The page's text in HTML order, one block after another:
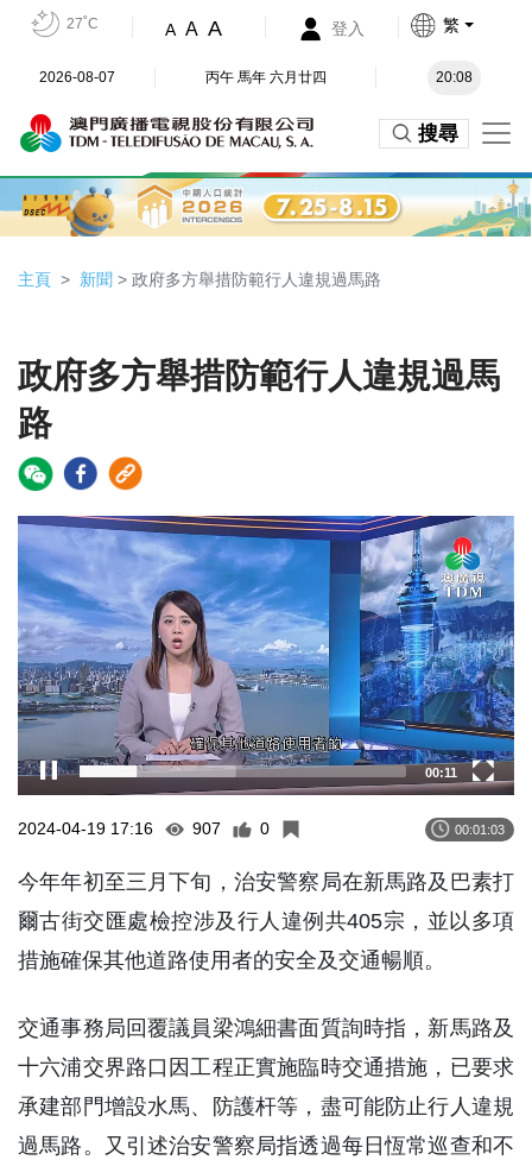
27˚C A A A 登入 繁
2026-08-07 丙午 馬年 六月廿四 20:08
搜尋
主頁 新聞 > 政府多方舉措防範行人違規過馬路
政府多方舉措防範行人違規過馬
路
Video
Player
00:12
2024-04-19 17:16 907 0 00:01:03
今年年初至三月下旬，治安警察局在新馬路及巴素打
爾古街交匯處檢控涉及行人違例共405宗，並以多項
措施確保其他道路使用者的安全及交通暢順。
交通事務局回覆議員梁鴻細書面質詢時指，新馬路及
十六浦交界路口因工程正實施臨時交通措施，已要求
承建部門增設水馬、防護杆等，盡可能防止行人違規
過馬路。又引述治安警察局指透過每日恆常巡查和不